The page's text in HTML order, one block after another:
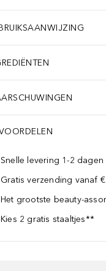
Snelle levering 1-2
Gratis verzending vanaf
Het grootste beauty-
Kies 2 gratis staaltjes**